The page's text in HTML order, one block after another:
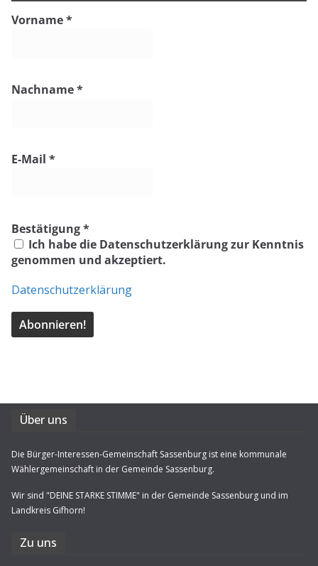
eVorname*
Nachname*
E-Mail *
Bestätigung*
Ich habe die Datenschutzerklärung zur Kenntnis
genommen und akzeptiert.
Datenschutzerklärung
Über uns
Die Bürger-Interessen-Gemeinschaft Sassenburg ist eine kommunale
Wählergemeinschaft in der Gemeinde Sassenburg.
Wir sind "DEINE STARKE STIMME" in der Gemeinde Sassenburg und im
Landkreis Gifhorn!
Zu uns